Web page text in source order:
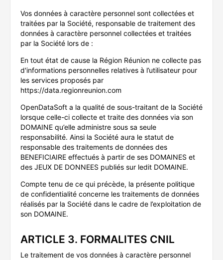
Vos données à caractère personnel sont collectées et
traitées par la Société, responsable de traitement des
données à caractère personnel collectées et traitées
par la Société lors de :
En tout état de cause la Région Réunion ne collecte pas
d'informations personnelles relatives à l’utilisateur pour
les services proposés par
https://data.regionreunion.com
OpenDataSoft a la qualité de sous-traitant de la Société
lorsque celle-ci collecte et traite des données via son
DOMAINE qu’elle administre sous sa seule
responsabilité. Ainsi la Société aura le statut de
responsable des traitements de données des
BENEFICIAIRE effectués à partir de ses DOMAINES et
des JEUX DE DONNEES publiés sur ledit DOMAINE.
Compte tenu de ce qui précède, la présente politique
de confidentialité concerne les traitements de données
réalisés par la Société dans le cadre de l’exploitation de
son DOMAINE.
ARTICLE 3. FORMALITES CNIL
Le traitement de vos données à caractère personnel